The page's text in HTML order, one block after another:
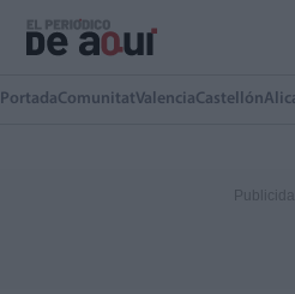
PortadaComunitatValenciaCastellón